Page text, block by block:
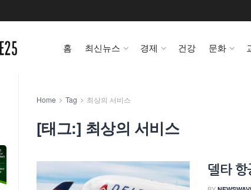
홈 최신뉴스 경제 건강 문화
Home Tag 최상의 서비스
[태그:] 최상의 서비스
델타